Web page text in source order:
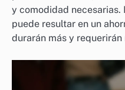
y comodidad
puede resultar en un
durarán más y